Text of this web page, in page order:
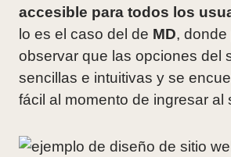
accesible para todos los
lo es el caso del de MD, donde
observar que las opciones del
sencillas e intuitivas y se
fácil al momento de ingresar al